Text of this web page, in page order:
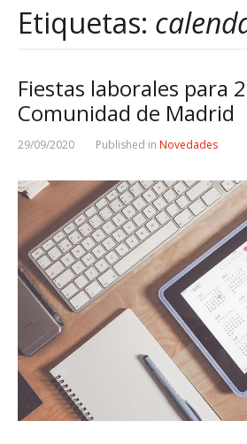
Etiquetas:
Fiestas laborales para
Comunidad de Madrid
29/09/2020 Published in Novedades